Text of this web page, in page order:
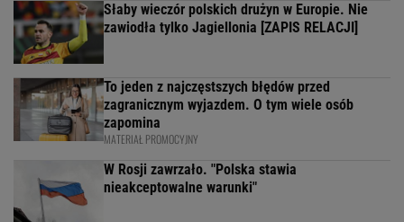
Słaby wieczór polskich drużyn w Europie. Nie
zawiodła tylko Jagiellonia [ZAPIS RELACJI]
To jeden z najczęstszych błędów przed
zagranicznym wyjazdem. O tym wiele osób
zapomina
MATERIAŁ PROMOCYJNY
W Rosji zawrzało. "Polska stawia
nieakceptowalne warunki"